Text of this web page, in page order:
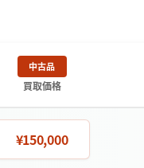
中古品
買取価格
¥150,000